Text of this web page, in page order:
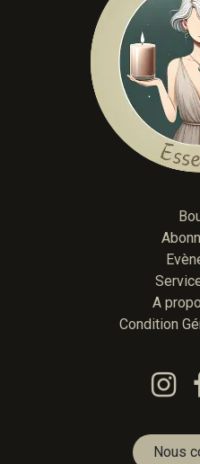
A
Condition
Nous